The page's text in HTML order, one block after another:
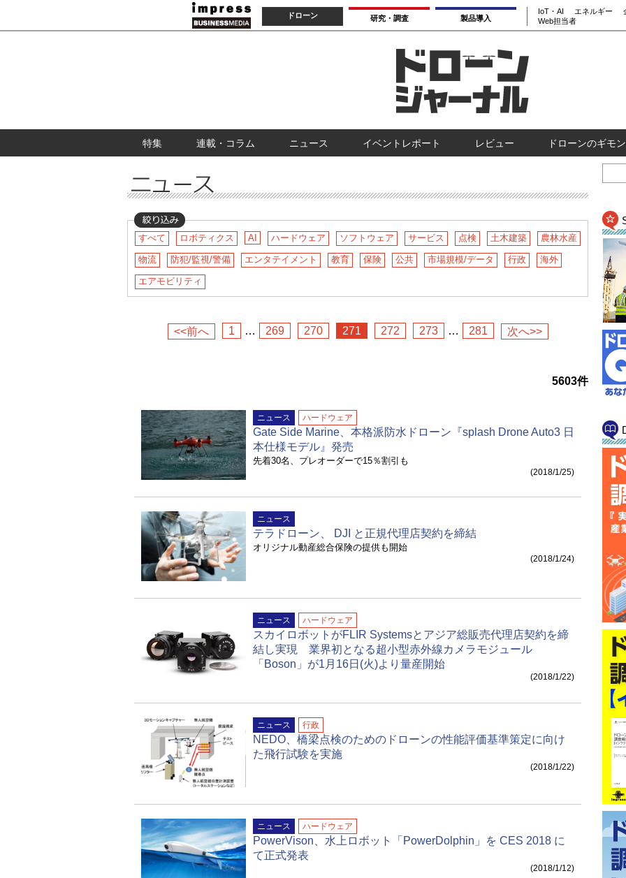
ドローン 研究・調査 製品導入
IoT・AI エネルギー
Web担当者
特集 連載・コラム ニュース イベントレポート レビュー ドローンのギモ
すべて ロボティクス AI ハードウェア ソフトウェア サービス 点検 土木建築 農林水産
物流 防犯/監視/警備 エンタテイメント 教育 保険 公共 市場規模/データ 行政 海外
エアモビリティ
<<前へ 1 … 269 270 271 272 273 … 281 次へ>>
5603件
ニュース ハードウェア
Gate Side Marine、本格派防水ドローン『splash Drone Auto3 日
本仕様モデル』発売
先着30名、プレオーダーで15％割引も
(2018/1/25)
ニュース
テラドローン、 DJI と正規代理店契約を締結
オリジナル動産総合保険の提供も開始
(2018/1/24)
ニュース ハードウェア
スカイロボットがFLIR Systemsとアジア総販売代理店契約を締
結し実現 業界初となる超小型赤外線カメラモジュール
「Boson」が1月16日(火)より量産開始
(2018/1/22)
ニュース 行政
NEDO、橋梁点検のためのドローンの性能評価基準策定に向け
た飛行試験を実施
(2018/1/22)
ニュース ハードウェア
PowerVison、水上ロボット「PowerDolphin」を CES 2018 に
て正式発表
(2018/1/12)